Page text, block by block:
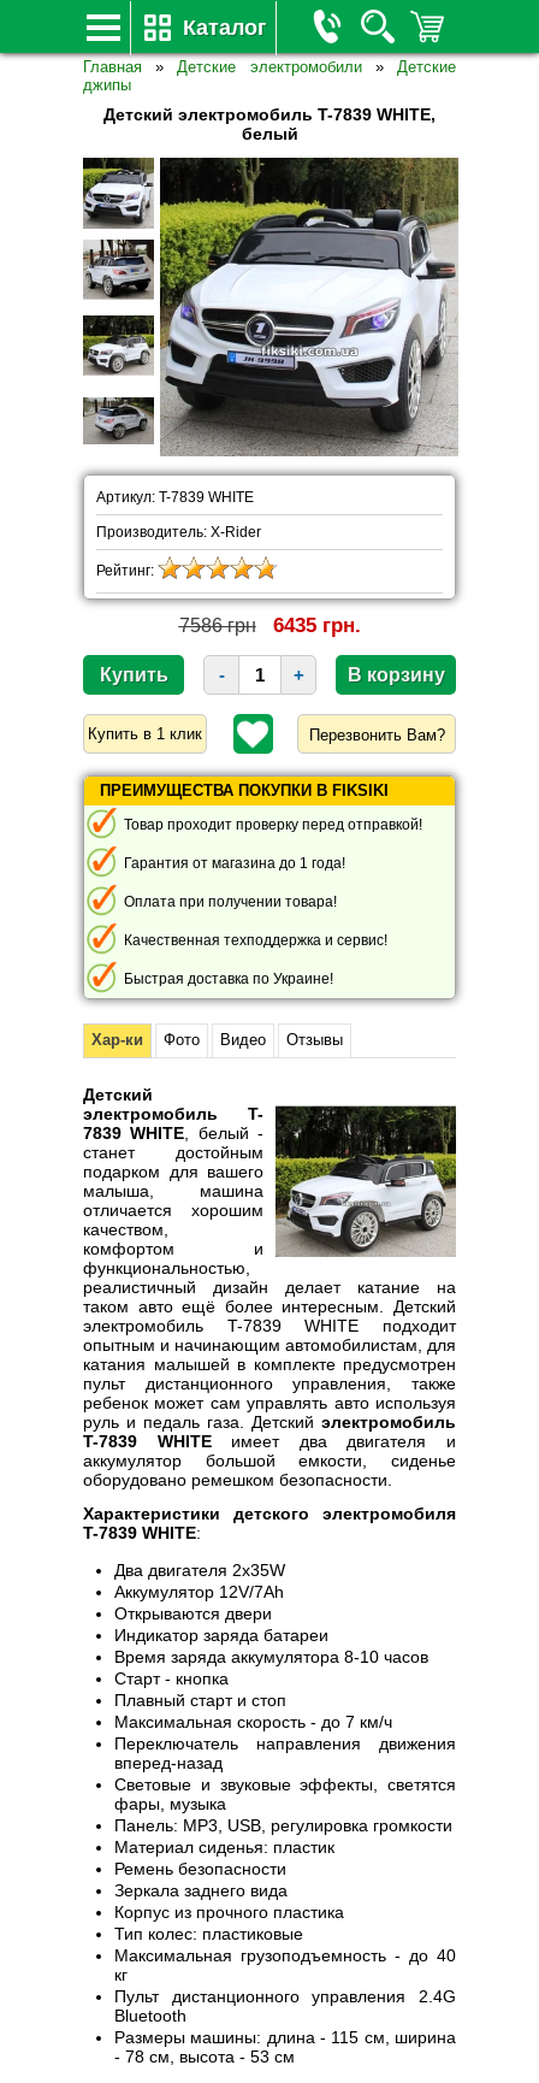
Каталог
Главная »Детские электромобили »Детские
джипы
Детский электромобиль T-7839 WHITE,
белый
Артикул: T-7839 WHITE
Производитель: X-Rider
Рейтинг:
7586 грн 6435 грн.
- +
Перезвонить Вам?
ПРЕИМУЩЕСТВА ПОКУПКИ В FIKSIKI
Товар проходит проверку перед отправкой!
Гарантия от магазина до 1 года!
Оплата при получении товара!
Качественная техподдержка и сервис!
Быстрая доставка по Украине!
Хар-ки Фото Видео Отзывы
Детский
электромобиль T-
7839 WHITE , белый -
станет достойным
подарком для вашего
малыша, машина
отличается хорошим
качеством,
комфортом и
функциональностью,
реалистичный дизайн делает катание на
таком авто ещё более интересным. Детский
электромобиль T-7839 WHITE подходит
опытным и начинающим автомобилистам, для
катания малышей в комплекте предусмотрен
пульт дистанционного управления, также
ребенок может сам управлять авто используя
руль и педаль газа. Детский электромобиль
T-7839 WHITEимеет два двигателя и
аккумулятор большой емкости, сиденье
оборудовано ремешком безопасности.
Характеристики детского электромобиля
T-7839 WHITE:
Два двигателя 2х35W
Аккумулятор 12V/7Ah
Открываются двери
Индикатор заряда батареи
Время заряда аккумулятора 8-10 часов
Старт - кнопка
Плавный старт и стоп
Максимальная скорость - до 7 км/ч
Переключатель направления движения
вперед-назад
Световые и звуковые эффекты, светятся
фары, музыка
Панель: MP3, USB, регулировка громкости
Материал сиденья: пластик
Ремень безопасности
Зеркала заднего вида
Корпус из прочного пластика
Тип колес: пластиковые
Максимальная грузоподъемность - до 40
кг
Пульт дистанционного управления 2.4G
Bluetooth
Размеры машины: длина - 115 см, ширина
- 78 см, высота - 53 см